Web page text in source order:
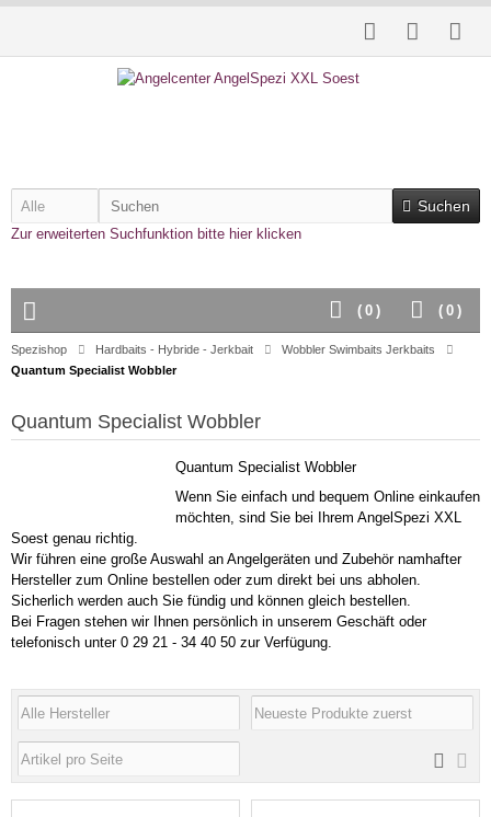
Suchen
Zur erweiterten Suchfunktion bitte hier klicken
( 0 )
( 0 )
Spezishop Hardbaits - Hybride - Jerkbait
Wobbler Swimbaits Jerkbaits
Quantum Specialist Wobbler
Quantum Specialist Wobbler
Quantum Specialist Wobbler
Wenn Sie einfach und bequem Online einkaufen
möchten, sind Sie bei Ihrem AngelSpezi XXL
Soest genau richtig.
Wir führen eine große Auswahl an Angelgeräten und Zubehör namhafter
Hersteller zum Online bestellen oder zum direkt bei uns abholen.
Sicherlich werden auch Sie fündig und können gleich bestellen.
Bei Fragen stehen wir Ihnen persönlich in unserem Geschäft oder
telefonisch unter 0 29 21 - 34 40 50 zur Verfügung.